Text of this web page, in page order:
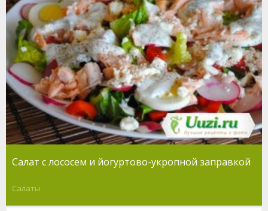
Салат с лососем и йогуртово-укропной заправкой
Салаты